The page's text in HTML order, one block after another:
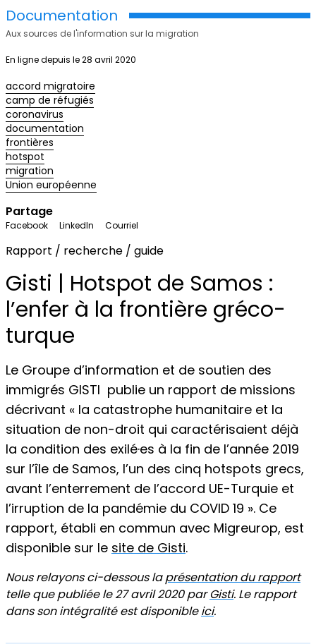
Documentation
Aux sources de l'information sur la migration
En ligne depuis le 28 avril 2020
accord migratoire
camp de réfugiés
coronavirus
documentation
frontières
hotspot
migration
Union européenne
Partage
Facebook LinkedIn Courriel
Rapport / recherche / guide
Gisti | Hotspot de Samos :
l’enfer à la frontière gréco-
turque
Le Groupe d’information et de soutien des
immigrés GISTI publie un rapport de missions
décrivant « la catastrophe humanitaire et la
situation de non-droit qui caractérisaient déjà
la condition des exilé·es à la fin de l’année 2019
sur l’île de Samos, l’un des cinq hotspots grecs,
avant l’enterrement de l’accord UE-Turquie et
l’irruption de la pandémie du COVID 19 ». Ce
rapport, établi en commun avec Migreurop, est
disponible sur le site de Gisti.
Nous relayons ci-dessous laprésentation du rapport
telle que publiée le 27 avril 2020 parGisti. Le rapport
dans son intégralité est disponibleici.